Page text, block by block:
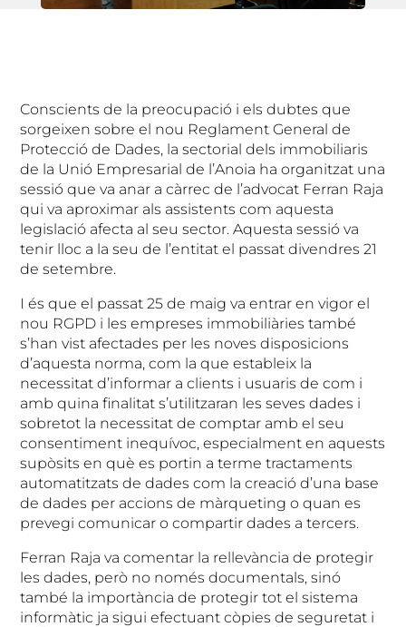
Conscients de la preocupació i els dubtes que
sorgeixen sobre el nou Reglament General de
Protecció de Dades, la sectorial dels immobiliaris
de la Unió Empresarial de l’Anoia ha organitzat una
sessió que va anar a càrrec de l’advocat Ferran Raja
qui va aproximar als assistents com aquesta
legislació afecta al seu sector. Aquesta sessió va
tenir lloc a la seu de l’entitat el passat divendres 21
de setembre.
I és que el passat 25 de maig va entrar en vigor el
nou RGPD i les empreses immobiliàries també
s’han vist afectades per les noves disposicions
d’aquesta norma, com la que estableix la
necessitat d’informar a clients i usuaris de com i
amb quina finalitat s’utilitzaran les seves dades i
sobretot la necessitat de comptar amb el seu
consentiment inequívoc, especialment en aquests
supòsits en què es portin a terme tractaments
automatitzats de dades com la creació d’una base
de dades per accions de màrqueting o quan es
prevegi comunicar o compartir dades a tercers.
Ferran Raja va comentar la rellevància de protegir
les dades, però no només documentals, sinó
també la importància de protegir tot el sistema
informàtic ja sigui efectuant còpies de seguretat i